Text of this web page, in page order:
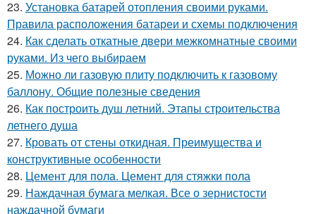
23. Установка батарей отопления своими руками.
Правила расположения батареи и схемы подключения
24. Как сделать откатные двери межкомнатные своими
руками. Из чего выбираем
25. Можно ли газовую плиту подключить к газовому
баллону. Общие полезные сведения
26. Как построить душ летний. Этапы строительства
летнего душа
27. Кровать от стены откидная. Преимущества и
конструктивные особенности
28. Цемент для пола. Цемент для стяжки пола
29. Наждачная бумага мелкая. Все о зернистости
наждачной бумаги